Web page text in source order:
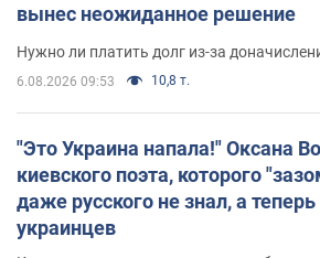
вынес неожиданное решение
Нужно ли платить долг из-за
6.08.2026 09:53 10,8 т.
"Это Украина напала!" Оксана
киевского поэта, которого
даже русского не знал, а
украинцев